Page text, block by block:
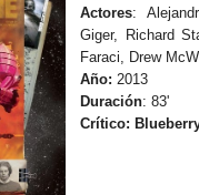
Actores:
Giger, Richard
Faraci, Drew
Año: 2013
Duración: 83'
Crítico: